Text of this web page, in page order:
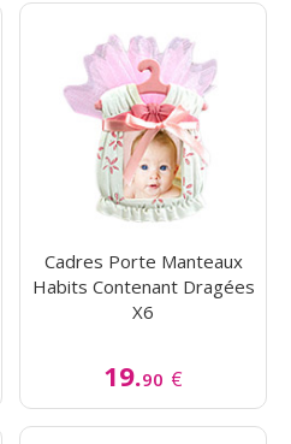
Cadres Porte Manteaux
Habits Contenant Dragées
X6
19.90 €